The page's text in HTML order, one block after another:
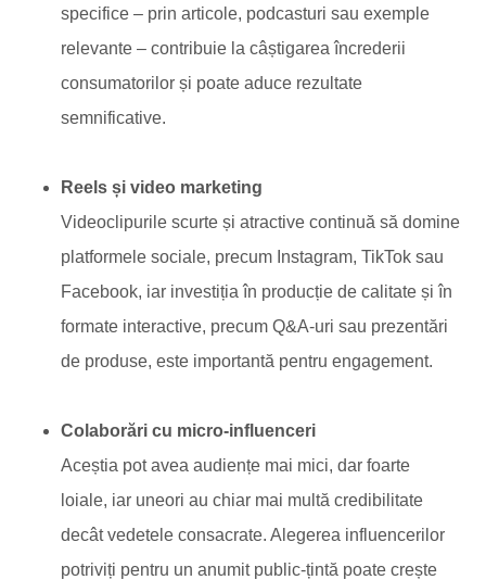
specifice – prin articole, podcasturi sau exemple
relevante – contribuie la câștigarea încrederii
consumatorilor și poate aduce rezultate
semnificative.
Reels și video marketing
Videoclipurile scurte și atractive continuă să domine
platformele sociale, precum Instagram, TikTok sau
Facebook, iar investiția în producție de calitate și în
formate interactive, precum Q&A-uri sau prezentări
de produse, este importantă pentru engagement.
Colaborări cu micro-influenceri
Aceștia pot avea audiențe mai mici, dar foarte
loiale, iar uneori au chiar mai multă credibilitate
decât vedetele consacrate. Alegerea influencerilor
potriviți pentru un anumit public-țintă poate crește